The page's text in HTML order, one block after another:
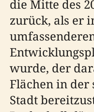
die Mitte des
zurück, als er
wurde, der
Flächen in der
Stadt